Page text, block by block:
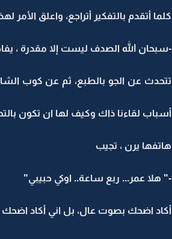
كلما أتقدم بالتفكير أتراجع، واعلق
-سبحان الله الصدف ليست إلا مقدرة ،
تتحدث عن الجو بالطبع، ثم عن كوب
أسباب لقاءنا ذاك وكيف لها ان تكون
هاتفها يرن ، تجيب
-" هلا عمر... ربع ساعة.. اوكي حبيبي"
أكاد اضحك بصوت عال، بل اني أكاد